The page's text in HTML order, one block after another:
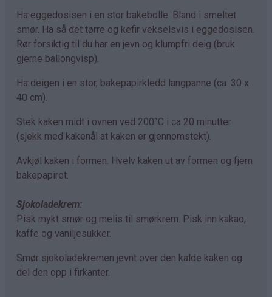
Ha eggedosisen i en stor bakebolle. Bland i smeltet
smør. Ha så det tørre og kefir vekselsvis i eggedosisen.
Rør forsiktig til du har en jevn og klumpfri deig (bruk
gjerne ballongvisp).
Ha deigen i en stor, bakepapirkledd langpanne (ca. 30 x
40 cm).
Stek kaken midt i ovnen ved 200°C i ca 20 minutter
(sjekk med kakenål at kaken er gjennomstekt).
Avkjøl kaken i formen. Hvelv kaken ut av formen og fjern
bakepapiret.
Sjokoladekrem:
Pisk mykt smør og melis til smørkrem. Pisk inn kakao,
kaffe og vaniljesukker.
Smør sjokoladekremen jevnt over den kalde kaken og
del den opp i firkanter.